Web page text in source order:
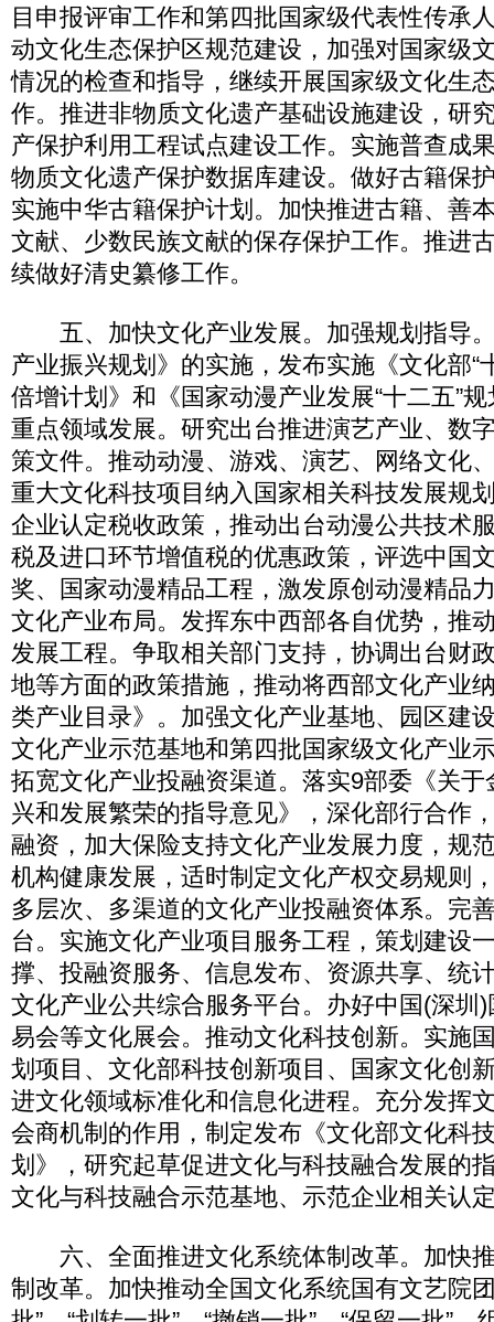
目申报评审工作和第四批国家级代表性传承
动文化生态保护区规范建设，加强对国家级
情况的检查和指导，继续开展国家级文化生
作。推进非物质文化遗产基础设施建设，研
产保护利用工程试点建设工作。实施普查成
物质文化遗产保护数据库建设。做好古籍保
实施中华古籍保护计划。加快推进古籍、善
文献、少数民族文献的保存保护工作。推进
续做好清史纂修工作。
五、加快文化产业发展。加强规划指导
产业振兴规划》的实施，发布实施《文化部“
倍增计划》和《国家动漫产业发展“十二五”
重点领域发展。研究出台推进演艺产业、数
策文件。推动动漫、游戏、演艺、网络文化
重大文化科技项目纳入国家相关科技发展规
企业认定税收政策，推动出台动漫公共技术
税及进口环节增值税的优惠政策，评选中国
奖、国家动漫精品工程，激发原创动漫精品
文化产业布局。发挥东中西部各自优势，推
发展工程。争取相关部门支持，协调出台财
地等方面的政策措施，推动将西部文化产业
类产业目录》。加强文化产业基地、园区建
文化产业示范基地和第四批国家级文化产业
拓宽文化产业投融资渠道。落实9部委《关
兴和发展繁荣的指导意见》，深化部行合作
融资，加大保险支持文化产业发展力度，规
机构健康发展，适时制定文化产权交易规则
多层次、多渠道的文化产业投融资体系。完
台。实施文化产业项目服务工程，策划建设
撑、投融资服务、信息发布、资源共享、统
文化产业公共综合服务平台。办好中国(深圳
易会等文化展会。推动文化科技创新。实施
划项目、文化部科技创新项目、国家文化创
进文化领域标准化和信息化进程。充分发挥
会商机制的作用，制定发布《文化部文化科
划》，研究起草促进文化与科技融合发展的
文化与科技融合示范基地、示范企业相关认
六、全面推进文化系统体制改革。加快
制改革。加快推动全国文化系统国有文艺院